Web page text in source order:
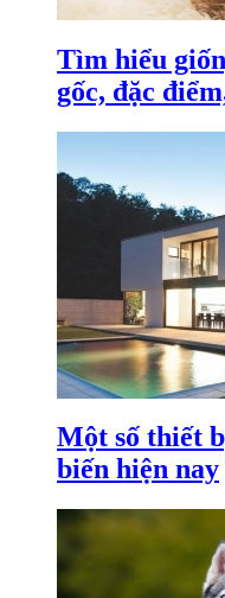
Tìm hiểu
gốc, đặc
Một số thiết
biến hiện nay